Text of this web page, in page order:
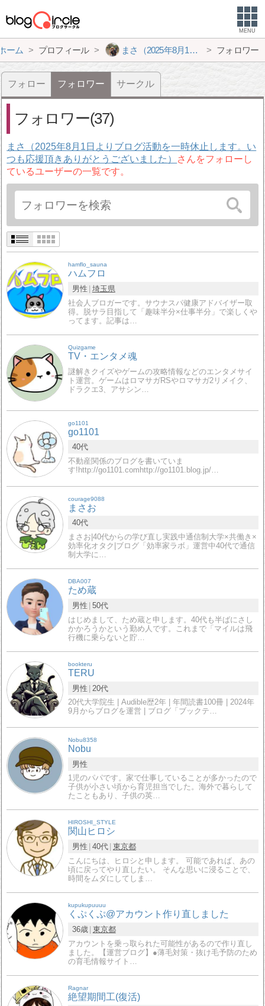
MENU
ーム プロフィール まさ（2025年8月1日よりブログ活動を一時休止します。いつも応援頂きありがとうございました） フォロワー
フォロー フォロワー サークル
フォロワー(37)
まさ（2025年8月1日よりブログ活動を一時休止します。い
つも応援頂きありがとうございました）
さんをフォローし
ているユーザーの一覧です。
hamflo_sauna
ハムフロ
男性 埼玉県
社会人ブロガーです。サウナスパ健康アドバイザー取
得。脱サラ目指して「趣味半分×仕事半分」で楽しくや
ってます。記事は…
Quizgame
TV・エンタメ魂
謎解きクイズやゲームの攻略情報などのエンタメサイ
ト運営。ゲームはロマサガRSやロマサガ2リメイク、
ドラクエ3、アサシン…
go1101
go1101
40代
不動産関係のブログを書いていま
す!http://go1101.comhttp://go1101.blog.jp/…
courage9088
まさお
40代
まさお|40代からの学び直し実践中通信制大学×共働き×
効率化オタク|ブログ「効率家ラボ」運営中40代で通信
制大学に…
DBA007
ため蔵
男性 50代
はじめまして、ため蔵と申します。40代も半ばにさし
かかろうかという勤め人です。これまで「マイルは飛
行機に乗らないと貯…
bookteru
TERU
男性
20代
20代大学院生 | Audible歴2年 | 年間読書100冊 | 2024年
9月からブログを運営 | ブログ「ブックテ…
Nobu8358
Nobu
男性
1児のパパです。家で仕事していることが多かったので
子供が小さい頃から育児担当でした。海外で暮らして
たこともあり、子供の英…
HIROSHI_STYLE
関山ヒロシ
男性 40代 東京都
こんにちは、ヒロシと申します。 可能であれば、あの
頃に戻ってやり直したい。 そんな思いに浸ることで、
時間をムダにしてしま…
kupukupuuuu
くぷくぷ@アカウント作り直しました
36歳 東京都
アカウントを乗っ取られた可能性があるので作り直し
ました。【運営ブログ】●薄毛対策・抜け毛予防のため
の育毛情報サイト…
Ragnar
絶望期間工(復活)